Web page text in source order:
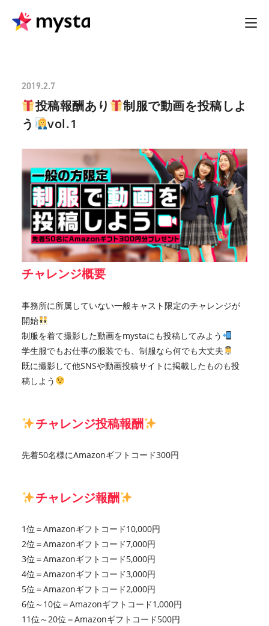
2019.2.7
投稿報酬あり
制服で動画を投稿しよ
う
vol.1
チャレンジ概要
事務所に所属していない一般キャスト限定のチャレンジが
開始
制服を着て撮影した動画をmystaにも投稿してみよう
学生服でもお仕事の服装でも、制服なら何でも大丈夫
既に撮影して他SNSや動画投稿サイトに掲載したものも投
稿しよう
チャレンジ投稿報酬
先着50名様にAmazonギフトコード300円
チャレンジ報酬
1位＝Amazonギフトコード10,000円
2位＝Amazonギフトコード7,000円
3位＝Amazonギフトコード5,000円
4位＝Amazonギフトコード3,000円
5位＝Amazonギフトコード2,000円
6位～10位＝Amazonギフトコード1,000円
11位～20位＝Amazonギフトコード500円